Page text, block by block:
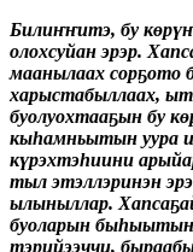
Билиҥҥитэ, бу
олохсуйан эрэр.
маанылаах сорҕото
харыстабыллаах,
буолуохтааҕын бу
кыһамньытын уура
күрэхтэһиини
тыл этэллэринэн
ылыныллар.
буоларын
тэрийээччи,